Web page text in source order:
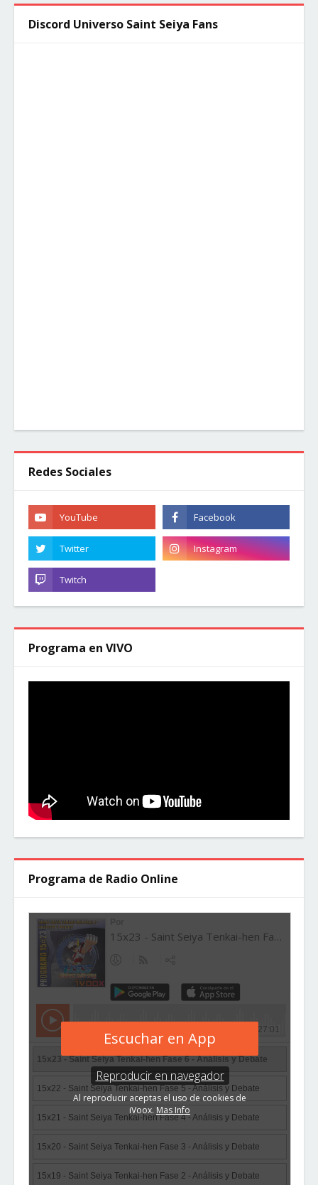
Discord Universo Saint Seiya Fans
Redes Sociales
Programa en VIVO
Programa de Radio Online